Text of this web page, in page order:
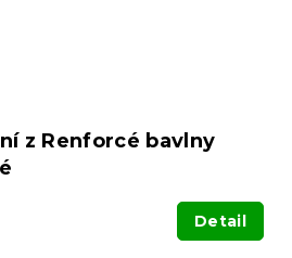
z Renforcé bavlny
Detail